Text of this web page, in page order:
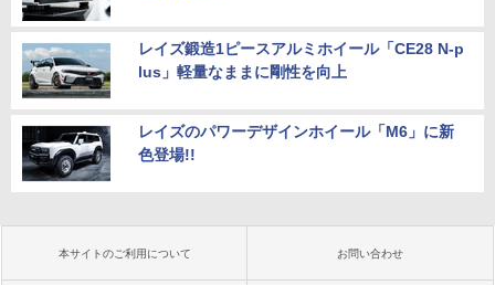
レイズ鍛造1ピースアルミホイール「CE28 N-p
lus」軽量なままに剛性を向上
レイズのパワーデザインホイール「M6」に新
色登場!!
本サイトのご利用について お問い合わせ